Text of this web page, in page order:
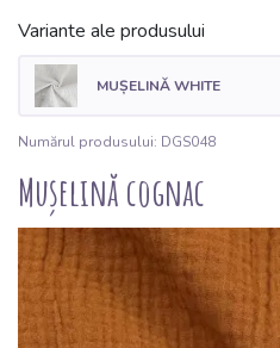
Variante ale produsului
MUȘELINĂ WHITE
Numărul produsului: DGS048
Mușelină cognac